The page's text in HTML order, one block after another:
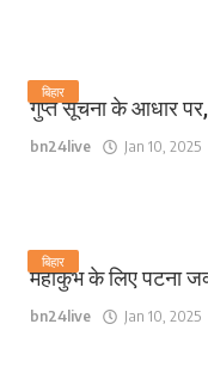
बिहार
गुप्त सूचना के आधार
bn24live Jan 10, 2025
बिहार
महाकुंभ के लिए पटना
bn24live Jan 10, 2025